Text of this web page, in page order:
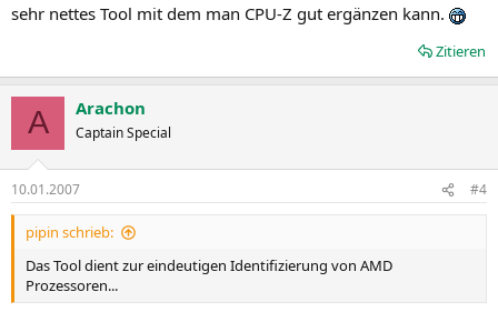
sehr nettes Tool mit dem man CPU-Z gut ergänzen kann.
Zitieren
A Arachon
Captain Special
10.01.2007 #4
pipin schrieb:
Das Tool dient zur eindeutigen Identifizierung von AMD
Prozessoren...